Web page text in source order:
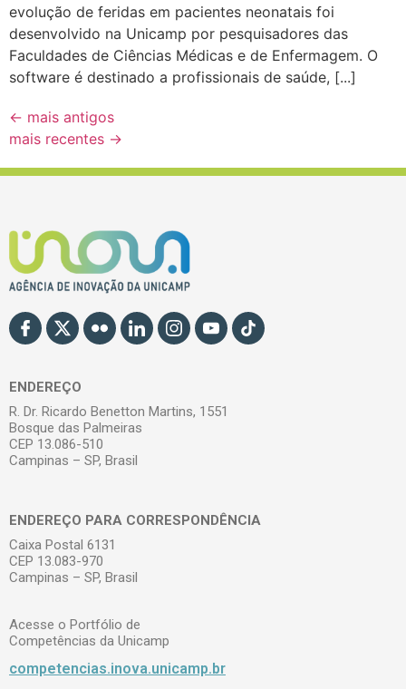
evolução de feridas em pacientes neonatais foi
desenvolvido na Unicamp por pesquisadores das
Faculdades de Ciências Médicas e de Enfermagem. O
software é destinado a profissionais de saúde, [...]
← mais antigos
mais recentes →
ENDEREÇO
R. Dr. Ricardo Benetton Martins, 1551
Bosque das Palmeiras
CEP 13.086-510
Campinas – SP, Brasil
ENDEREÇO PARA CORRESPONDÊNCIA
Caixa Postal 6131
CEP 13.083-970
Campinas – SP, Brasil
Acesse o Portfólio de
Competências da Unicamp
competencias.inova.unicamp.br